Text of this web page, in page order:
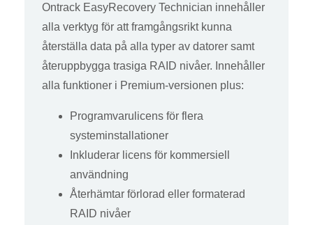
Ontrack EasyRecovery Technician innehåller
alla verktyg för att framgångsrikt kunna
återställa data på alla typer av datorer samt
återuppbygga trasiga RAID nivåer. Innehåller
alla funktioner i Premium-versionen plus:
Programvarulicens för flera
systeminstallationer
Inkluderar licens för kommersiell
användning
Återhämtar förlorad eller formaterad
RAID nivåer